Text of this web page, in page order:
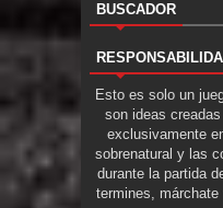
BUSCADOR
Esto es solo un
son ideas
exclusivamente
sobrenatural y las
durante la partida
termines,